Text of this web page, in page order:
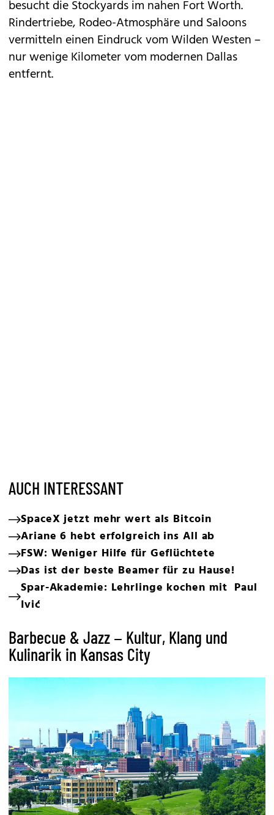
besucht die Stockyards im nahen Fort Worth.
Rindertriebe, Rodeo-Atmosphäre und Saloons
vermitteln einen Eindruck vom Wilden Westen –
nur wenige Kilometer vom modernen Dallas
entfernt.
AUCH INTERESSANT
SpaceX jetzt mehr wert als Bitcoin
Ariane 6 hebt erfolgreich ins All ab
FSW: Weniger Hilfe für Geflüchtete
Das ist der beste Beamer für zu Hause!
Spar-Akademie: Lehrlinge kochen mit Paul
Ivić
Barbecue & Jazz – Kultur, Klang und
Kulinarik in Kansas City